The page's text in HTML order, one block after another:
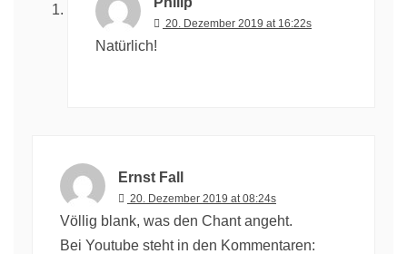
20. Dezember 2019 at 16:22s
Natürlich!
Ernst Fall
20. Dezember 2019 at 08:24s
Völlig blank, was den Chant angeht.
Bei Youtube steht in den Kommentaren: